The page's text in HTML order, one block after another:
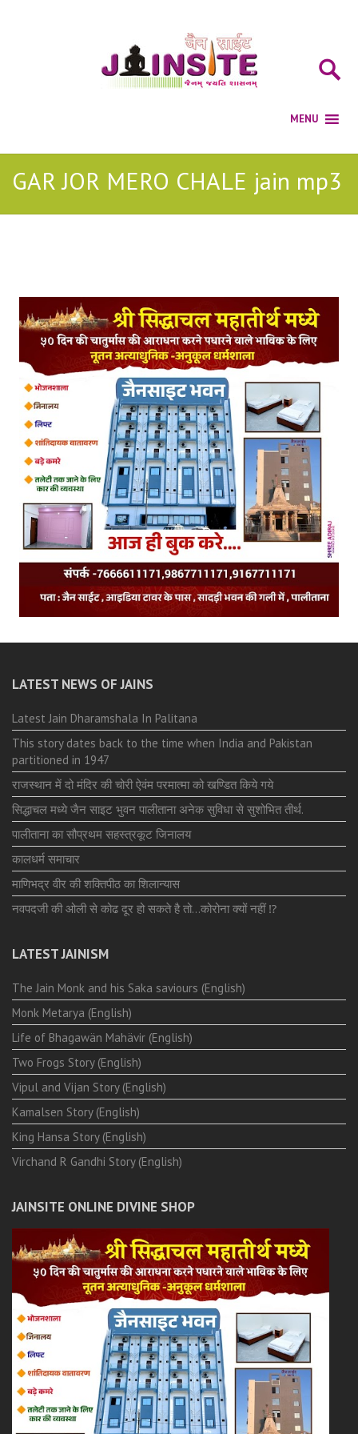
GAR JOR MERO CHALE jain mp3
LATEST NEWS OF JAINS
Latest Jain Dharamshala In Palitana
This story dates back to the time when India and Pakistan
partitioned in 1947
राजस्थान में दो मंदिर की चोरी ऐवंम परमात्मा को खण्डित किये गये
सिद्धाचल मध्ये जैन साइट भुवन पालीताना अनेक सुविधा से सुशोभित तीर्थ.
पालीताना का सौप्रथम सहस्त्रकूट जिनालय
कालधर्म समाचार
माणिभद्र वीर की शक्तिपीठ का शिलान्यास
नवपदजी की ओली से कोढ दूर हो सकते है तो…कोरोना क्यों नहीं ⁉️
LATEST JAINISM
The Jain Monk and his Saka saviours (English)
Monk Metarya (English)
Life of Bhagawän Mahävir (English)
Two Frogs Story (English)
Vipul and Vijan Story (English)
Kamalsen Story (English)
King Hansa Story (English)
Virchand R Gandhi Story (English)
JAINSITE ONLINE DIVINE SHOP